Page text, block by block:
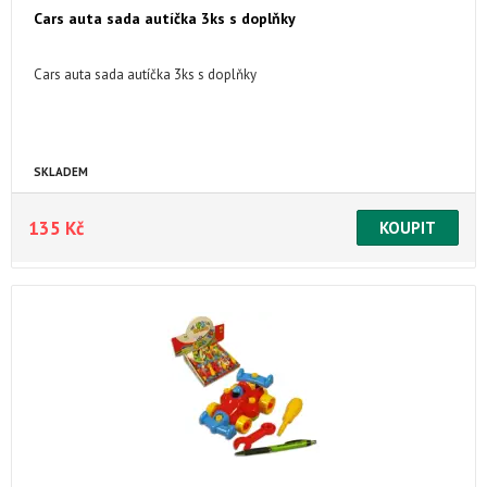
Cars auta sada autíčka 3ks s doplňky
Cars auta sada autíčka 3ks s doplňky
SKLADEM
135 Kč